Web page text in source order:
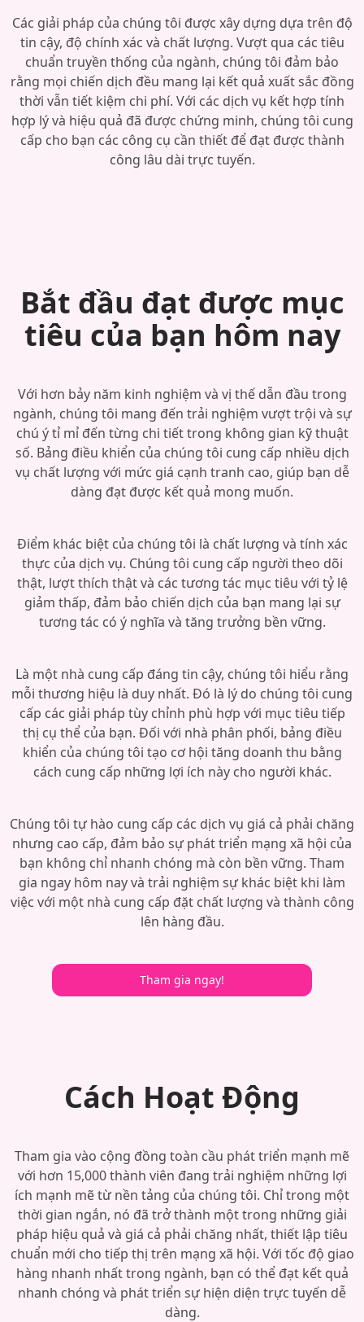
Các giải pháp của chúng tôi được xây dựng dựa trên độ
tin cậy, độ chính xác và chất lượng. Vượt qua các tiêu
chuẩn truyền thống của ngành, chúng tôi đảm bảo
rằng mọi chiến dịch đều mang lại kết quả xuất sắc đồng
thời vẫn tiết kiệm chi phí. Với các dịch vụ kết hợp tính
hợp lý và hiệu quả đã được chứng minh, chúng tôi cung
cấp cho bạn các công cụ cần thiết để đạt được thành
công lâu dài trực tuyến.
Bắt đầu đạt được mục
tiêu của bạn hôm nay
Với hơn bảy năm kinh nghiệm và vị thế dẫn đầu trong
ngành, chúng tôi mang đến trải nghiệm vượt trội và sự
chú ý tỉ mỉ đến từng chi tiết trong không gian kỹ thuật
số. Bảng điều khiển của chúng tôi cung cấp nhiều dịch
vụ chất lượng với mức giá cạnh tranh cao, giúp bạn dễ
dàng đạt được kết quả mong muốn.
Điểm khác biệt của chúng tôi là chất lượng và tính xác
thực của dịch vụ. Chúng tôi cung cấp người theo dõi
thật, lượt thích thật và các tương tác mục tiêu với tỷ lệ
giảm thấp, đảm bảo chiến dịch của bạn mang lại sự
tương tác có ý nghĩa và tăng trưởng bền vững.
Là một nhà cung cấp đáng tin cậy, chúng tôi hiểu rằng
mỗi thương hiệu là duy nhất. Đó là lý do chúng tôi cung
cấp các giải pháp tùy chỉnh phù hợp với mục tiêu tiếp
thị cụ thể của bạn. Đối với nhà phân phối, bảng điều
khiển của chúng tôi tạo cơ hội tăng doanh thu bằng
cách cung cấp những lợi ích này cho người khác.
Chúng tôi tự hào cung cấp các dịch vụ giá cả phải chăng
nhưng cao cấp, đảm bảo sự phát triển mạng xã hội của
bạn không chỉ nhanh chóng mà còn bền vững. Tham
gia ngay hôm nay và trải nghiệm sự khác biệt khi làm
việc với một nhà cung cấp đặt chất lượng và thành công
lên hàng đầu.
Tham gia ngay!
Cách Hoạt Động
Tham gia vào cộng đồng toàn cầu phát triển mạnh mẽ
với hơn 15,000 thành viên đang trải nghiệm những lợi
ích mạnh mẽ từ nền tảng của chúng tôi. Chỉ trong một
thời gian ngắn, nó đã trở thành một trong những giải
pháp hiệu quả và giá cả phải chăng nhất, thiết lập tiêu
chuẩn mới cho tiếp thị trên mạng xã hội. Với tốc độ giao
hàng nhanh nhất trong ngành, bạn có thể đạt kết quả
nhanh chóng và phát triển sự hiện diện trực tuyến dễ
dàng.